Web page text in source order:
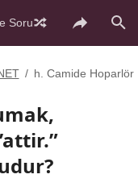
Soru
/ h. Camide Hoparlör